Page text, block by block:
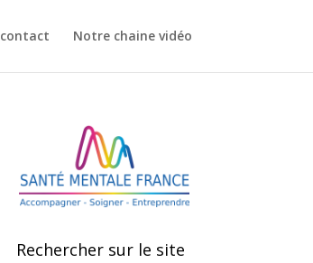
contact Notre chaine vidéo
Rechercher sur le site